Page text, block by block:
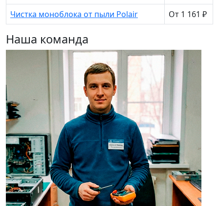
Чистка моноблока от пыли Polair
От 1 161 ₽
Наша команда